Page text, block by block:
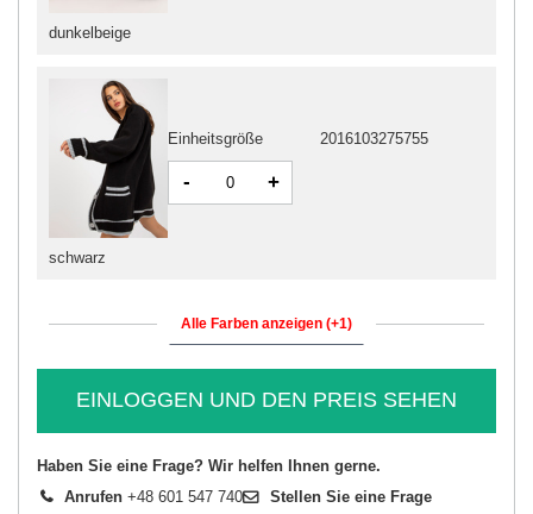
dunkelbeige
schwarz
Einheitsgröße 2016103275755
- +
Alle Farben anzeigen (+1)
EINLOGGEN UND DEN PREIS SEHEN
Haben Sie eine Frage? Wir helfen Ihnen gerne.
Anrufen +48 601 547 740 Stellen Sie eine Frage